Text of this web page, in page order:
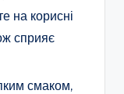
на корисні
сприяє
смаком,